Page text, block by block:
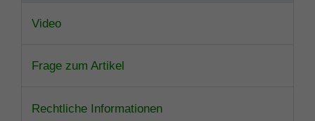
Video
Frage zum Artikel
Rechtliche Informationen